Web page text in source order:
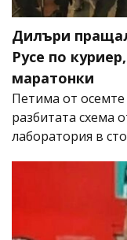
Дилъри
Русе по
маратонки
Петима от осемте
разбитата схема
лаборатория в